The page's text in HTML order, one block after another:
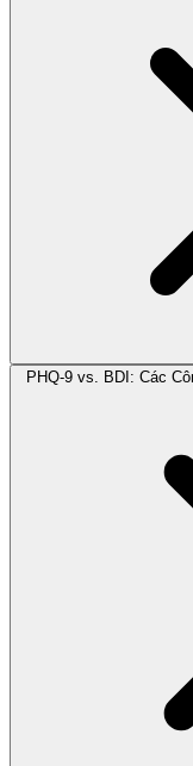
PHQ-9 vs. BDI: Các